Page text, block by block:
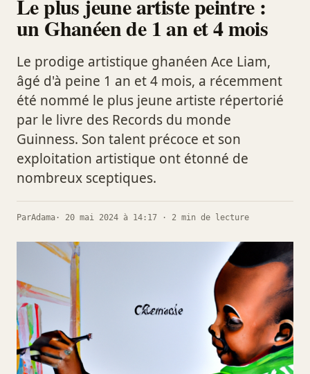
Le plus jeune artiste peintre :
un Ghanéen de 1 an et 4 mois
Le prodige artistique ghanéen Ace Liam,
âgé d'à peine 1 an et 4 mois, a récemment
été nommé le plus jeune artiste répertorié
par le livre des Records du monde
Guinness. Son talent précoce et son
exploitation artistique ont étonné de
nombreux sceptiques.
ParAdama · 20 mai 2024 à 14:17 · 2 min de lecture